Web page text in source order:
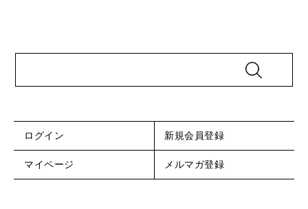
ログイン 新規会員登録
マイページ メルマガ登録